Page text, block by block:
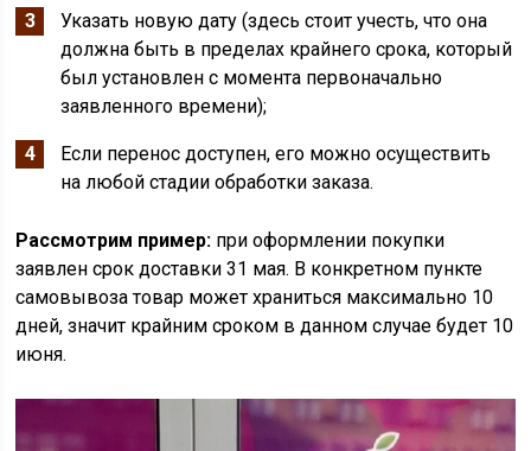
Указать новую дату (здесь стоит учесть, что она
должна быть в пределах крайнего срока, который
был установлен с момента первоначально
заявленного времени);
Если перенос доступен, его можно осуществить
на любой стадии обработки заказа.
Рассмотрим пример: при оформлении покупки
заявлен срок доставки 31 мая. В конкретном пункте
самовывоза товар может храниться максимально 10
дней, значит крайним сроком в данном случае будет 10
июня.